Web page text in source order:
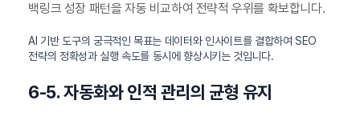
백링크 성장 패턴을 자동 비교하여 전략적 우위를 확보합니다.
AI 기반 도구의 궁극적인 목표는 데이터와 인사이트를 결합하여 SEO
전략의 정확성과 실행 속도를 동시에 향상시키는 것입니다.
6-5. 자동화와 인적 관리의 균형 유지